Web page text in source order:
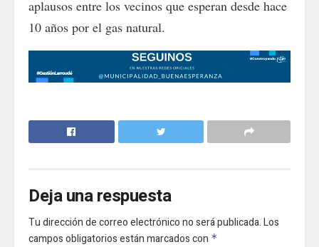
aplausos entre los vecinos que esperan desde hace
10 años por el gas natural.
Deja una respuesta
Tu dirección de correo electrónico no será publicada.Los
campos obligatorios están marcados con *